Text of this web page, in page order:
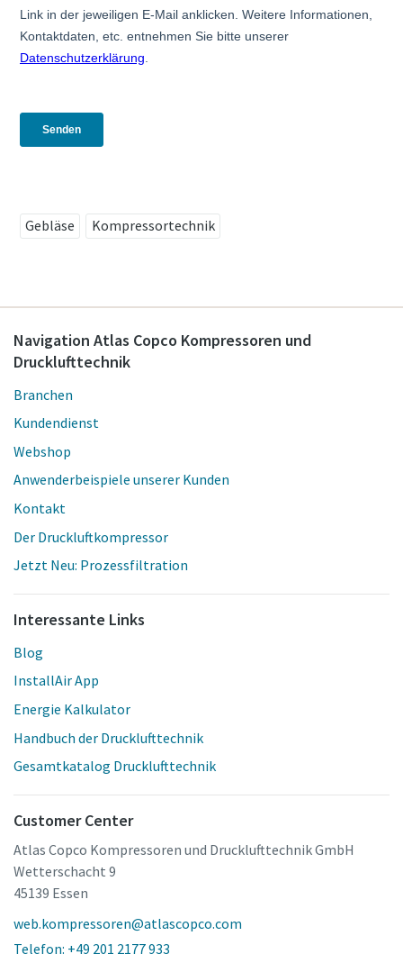
Gebläse Kompressortechnik
Navigation Atlas Copco Kompressoren und
Drucklufttechnik
Branchen
Kundendienst
Webshop
Anwenderbeispiele unserer Kunden
Kontakt
Der Druckluftkompressor
Jetzt Neu: Prozessfiltration
Interessante Links
Blog
InstallAir App
Energie Kalkulator
Handbuch der Drucklufttechnik
Gesamtkatalog Drucklufttechnik
Customer Center
Atlas Copco Kompressoren und Drucklufttechnik GmbH
Wetterschacht 9
45139 Essen
web.kompressoren@atlascopco.com
Telefon: +49 201 2177 933